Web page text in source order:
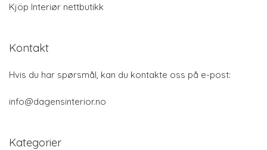
Kjöp Interiør nettbutikk
Kontakt
Hvis du har spørsmål, kan du kontakte oss på e-post:
info@dagensinterior.no
Kategorier